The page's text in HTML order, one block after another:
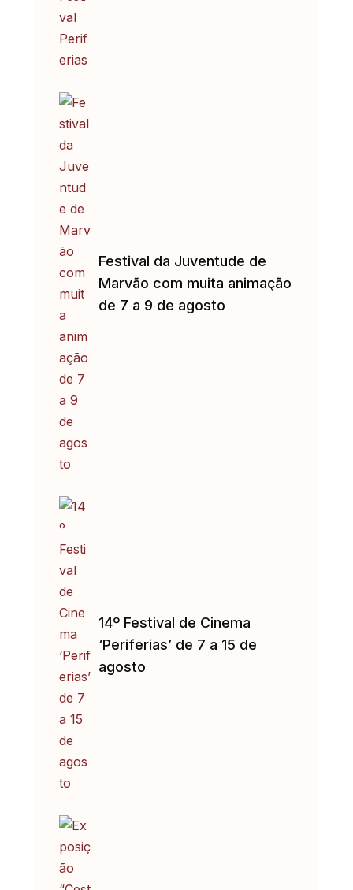
Festival da Juventude de
Marvão com muita animação
de 7 a 9 de agosto
14º Festival de Cinema
‘Periferias’ de 7 a 15 de
agosto